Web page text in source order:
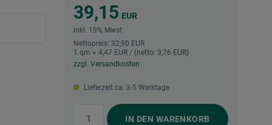
39,15 EUR
inkl. 19% Mwst
Nettopreis: 32,90 EUR
1 qm = 4,47 EUR / (netto: 3,76 EUR)
zzgl. Versandkosten
Lieferzeit ca. 3-5 Werktage
IN DEN WARENKORB